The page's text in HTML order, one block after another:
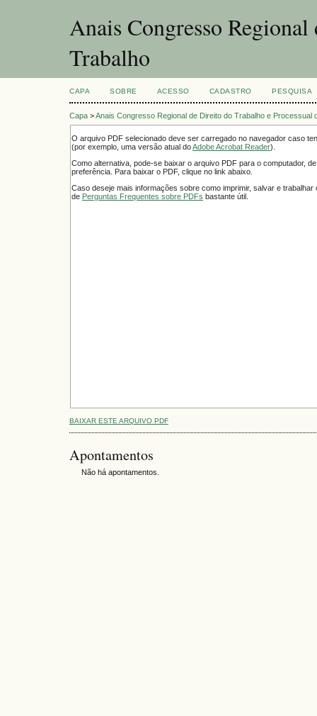
Anais Congresso
Trabalho
CAPA SOBRE ACESSO CADASTRO PESQUISA
Capa >Anais Congresso Regional de Direito do Trabalho e Processual
O arquivo PDF selecionado deve ser carregado no navegador caso
(por exemplo, uma versão atual doAdobe Acrobat Reader).
Como alternativa, pode-se baixar o arquivo PDF para o computador,
preferência. Para baixar o PDF, clique no link abaixo.
Caso deseje mais informações sobre como imprimir, salvar e
de Perguntas Frequentes sobre PDFs bastante útil.
BAIXAR ESTE ARQUIVO PDF
Apontamentos
Não há apontamentos.